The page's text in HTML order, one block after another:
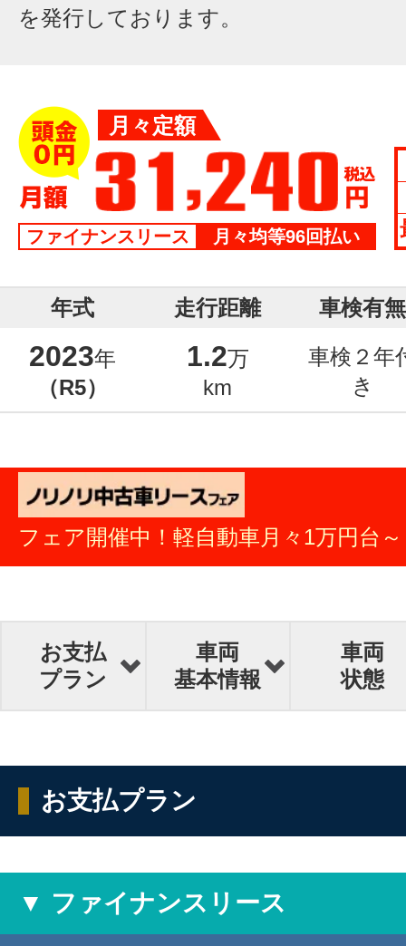
を発行しております。
月々定額
ファイナンスリース 月々均等96回払い
年式 走行距離 車検有無
2023年
（R5）
1.2万
km
車検２年
き
フェア開催中！軽自動車月々1万円台～
お支払
プラン
車両
基本情報
車両
状態
お支払プラン
▼ ファイナンスリース